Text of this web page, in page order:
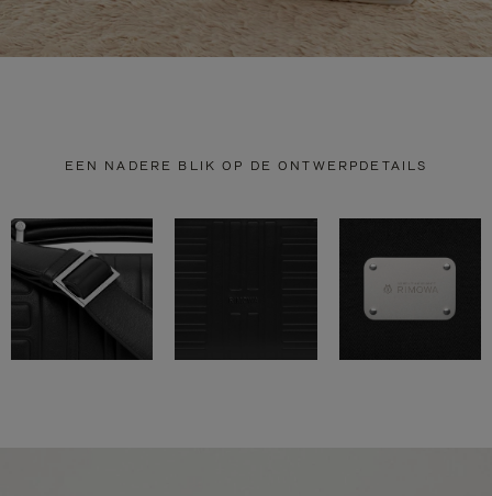
EEN NADERE BLIK OP DE ONTWERPDETAILS